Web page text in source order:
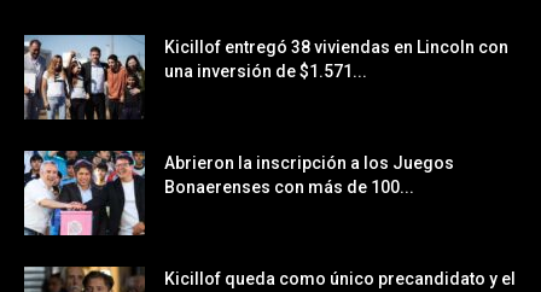
Kicillof entregó 38 viviendas en Lincoln con
una inversión de $1.571...
Abrieron la inscripción a los Juegos
Bonaerenses con más de 100...
Kicillof queda como único precandidato y el